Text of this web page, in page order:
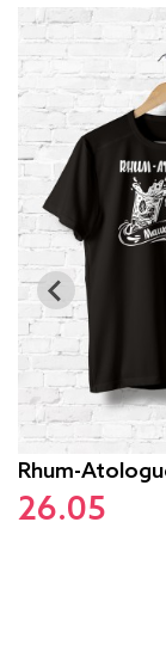
Rhum-
26.05